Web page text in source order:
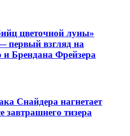
цветочной луны»
первый взгляд на
Брендана Фрейзера
Снайдера нагнетает
завтрашнего тизера